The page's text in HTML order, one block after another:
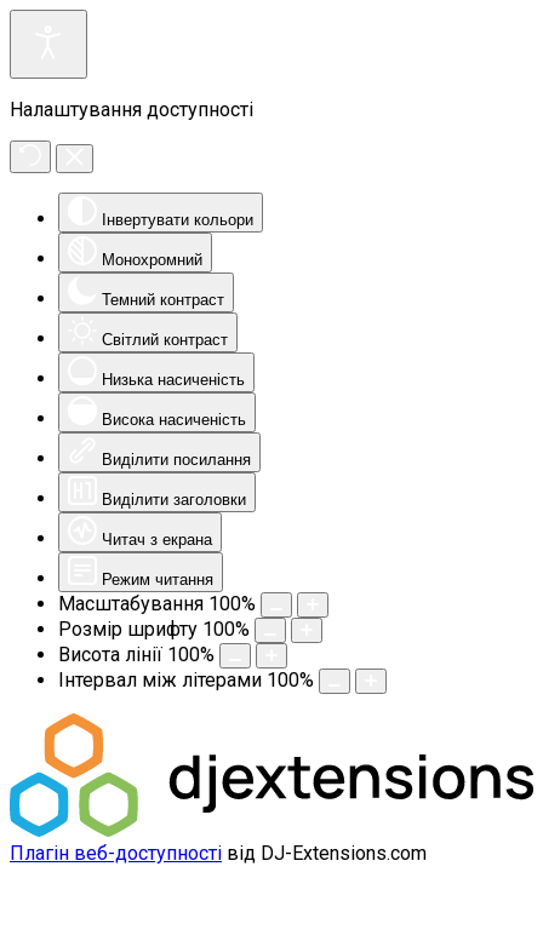
Налаштування доступності
Інвертувати кольори
Монохромний
Темний контраст
Світлий контраст
Низька насиченість
Висока насиченість
Виділити посилання
Виділити заголовки
Читач з екрана
Режим читання
Масштабування 100%
Розмір шрифту 100%
Висота лінії 100%
Інтервал між літерами 100%
Плагін веб-доступності від DJ-Extensions.com